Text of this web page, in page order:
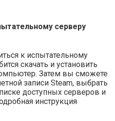
серверу
к испытательному
скачать и установить
Затем вы сможете
записи Steam, выбрать
доступных серверов и
инструкция